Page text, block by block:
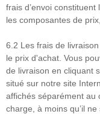
frais d’envoi
les composantes de
6.2 Les frais de
le prix d'achat. Vous
de livraison en cliquant
situé sur notre site
affichés séparément au
charge, à moins qu’il ne